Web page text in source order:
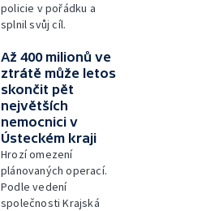
policie v pořádku a
splnil svůj cíl.
Až 400 milionů ve
ztrátě může letos
skončit pět
největších
nemocnici v
Ústeckém kraji
Hrozí omezení
plánovaných operací.
Podle vedení
společnosti Krajská